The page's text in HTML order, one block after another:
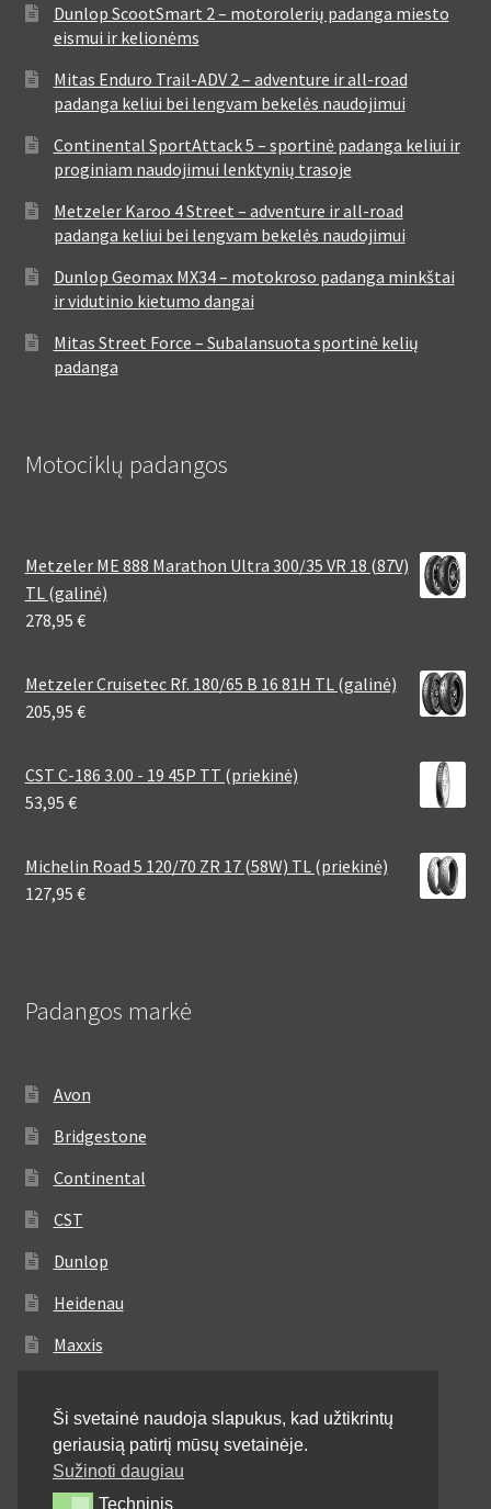
Dunlop ScootSmart 2 – motorolerių padanga miesto
eismui ir kelionėms
Mitas Enduro Trail-ADV 2 – adventure ir all-road
padanga keliui bei lengvam bekelės naudojimui
Continental SportAttack 5 – sportinė padanga keliui ir
proginiam naudojimui lenktynių trasoje
Metzeler Karoo 4 Street – adventure ir all-road
padanga keliui bei lengvam bekelės naudojimui
Dunlop Geomax MX34 – motokroso padanga minkštai
ir vidutinio kietumo dangai
Mitas Street Force – Subalansuota sportinė kelių
padanga
Motociklų padangos
Metzeler ME 888 Marathon Ultra 300/35 VR 18 (87V)
TL (galinė)
278,95 €
Metzeler Cruisetec Rf. 180/65 B 16 81H TL (galinė)
205,95 €
CST C-186 3.00 - 19 45P TT (priekinė)
53,95 €
Michelin Road 5 120/70 ZR 17 (58W) TL (priekinė)
127,95 €
Padangos markė
Avon
Bridgestone
Continental
CST
Dunlop
Heidenau
Maxxis
Michelin
Mitas
Ši svetainė naudoja slapukus, kad užtikrintų
geriausią patirtį mūsų svetainėje.
Sužinoti daugiau
Techninis